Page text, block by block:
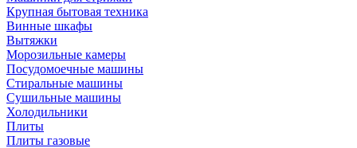
Крупная бытовая техника
Винные шкафы
Вытяжки
Морозильные камеры
Посудомоечные машины
Стиральные машины
Сушильные машины
Холодильники
Плиты
Плиты газовые